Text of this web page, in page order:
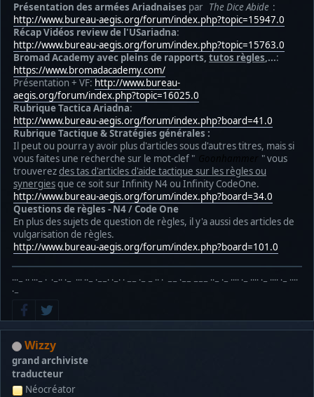
Présentation des armées Ariadnaises par The Dice Abide :
http://www.bureau-aegis.org/forum/index.php?topic=15947.0
Récap Vidéos review de l'USariadna:
http://www.bureau-aegis.org/forum/index.php?topic=15763.0
Bromad Academy avec pleins de rapports, tutos règles,...:
https://www.bromadacademy.com/
Présentation + VF: http://www.bureau-
aegis.org/forum/index.php?topic=16025.0
Rubrique Tactica Ariadna:
http://www.bureau-aegis.org/forum/index.php?board=41.0
Rubrique Tactique & Stratégies générales :
Il peut ou pourra y avoir plus d'articles sous d'autres titres, mais si
vous faites une recherche sur le mot-clef "
" vous
trouverezdes tas d'articles d'aide tactique sur les règles ou
synergiesque ce soit sur Infinity N4 ou Infinity CodeOne.
http://www.bureau-aegis.org/forum/index.php?board=34.0
Questions de règles - N4 / Code One
En plus des sujets de question de règles, il y'a aussi des articles de
vulgarisation de règles.
http://www.bureau-aegis.org/forum/index.php?board=101.0
···− ·· ···− · ·−·· ·− ··· ··− ·−−· ·−· · −− ·− − ·· · −− ·−− −−− ··− ·− ···· ·− ···· ·− ···· ·− ····
·−
Wizzy
grand archiviste
traducteur
Néocréator